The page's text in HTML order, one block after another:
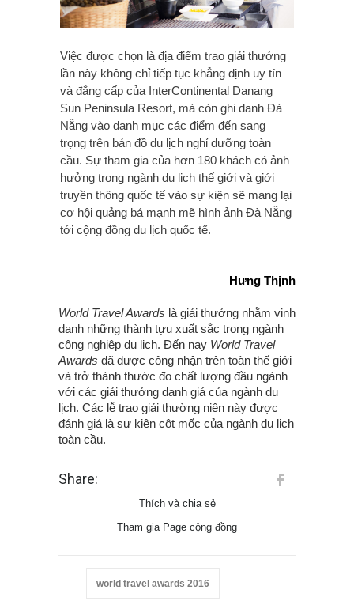
Việc được chọn là địa điểm trao giải thưởng
lần này không chỉ tiếp tục khẳng định uy tín
và đẳng cấp của InterContinental Danang
Sun Peninsula Resort, mà còn ghi danh Đà
Nẵng vào danh mục các điểm đến sang
trọng trên bản đồ du lịch nghỉ dưỡng toàn
cầu. Sự tham gia của hơn 180 khách có ảnh
hưởng trong ngành du lịch thế giới và giới
truyền thông quốc tế vào sự kiện sẽ mang lại
cơ hội quảng bá mạnh mẽ hình ảnh Đà Nẵng
tới cộng đồng du lịch quốc tế.
Hưng Thịnh
World Travel Awards là giải thưởng nhằm vinh
danh những thành tựu xuất sắc trong ngành
công nghiệp du lịch. Đến nay World Travel
Awards đã được công nhận trên toàn thế giới
và trở thành thước đo chất lượng đầu ngành
với các giải thưởng danh giá của ngành du
lịch. Các lễ trao giải thường niên này được
đánh giá là sự kiện cột mốc của ngành du lịch
toàn cầu.
Share:
Thích và chia sẻ
Tham gia Page cộng đồng
world travel awards 2016